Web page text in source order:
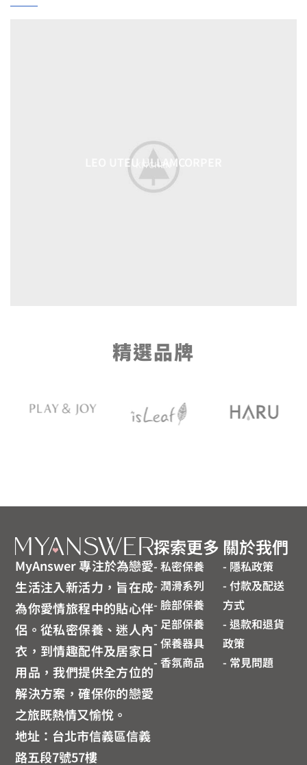
KITCHEN
LEO UTEU ULLAMCORPER
精選品牌
MyAnswer 專注於為戀愛
生活注入新活力，旨在成
為你愛情旅程中的貼心伴
侶。從私密保養、迷人內
衣，到情趣配件及居家日
用品，我們提供全方位的
解決方案，確保你的戀愛
之旅既熱情又愉悅。
地址：台北市信義區信義
路五段7號57樓
探索更多
- 私密保養
- 潤滑系列
- 臉部保養
- 足部保養
- 保養器具
- 香氛商品
關於我們
- 隱私政策
- 付款及配送
方式
- 退款和退貨
政策
- 常見問題